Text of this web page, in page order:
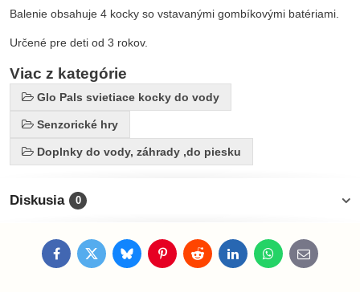
Balenie obsahuje 4 kocky so vstavanými gombíkovými batériami.
Určené pre deti od 3 rokov.
Viac z kategórie
Glo Pals svietiace kocky do vody
Senzorické hry
Doplnky do vody, záhrady ,do piesku
Diskusia 0
FacebookTwitterBlueskyPinterestRedditLinkedInWhatsApp
E-
mail